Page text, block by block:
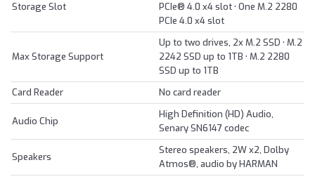
Storage Slot
PCIe® 4.0 x4 slot • One M.2 2280
PCIe 4.0 x4 slot
Max Storage Support
Up to two drives, 2x M.2 SSD • M.2
2242 SSD up to 1TB • M.2 2280
SSD up to 1TB
Card Reader
No card reader
Audio Chip
High Definition (HD) Audio,
Senary SN6147 codec
Speakers
Stereo speakers, 2W x2, Dolby
Atmos®, audio by HARMAN